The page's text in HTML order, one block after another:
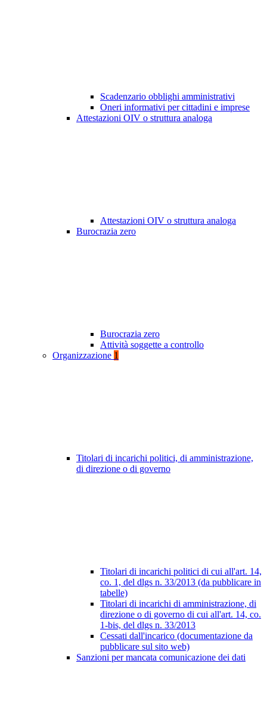
Scadenzario obblighi amministrativi
Oneri informativi per cittadini e imprese
Attestazioni OIV o struttura analoga
Attestazioni OIV o struttura analoga
Burocrazia zero
Burocrazia zero
Attività soggette a controllo
Organizzazione 1
Titolari di incarichi politici, di amministrazione,
di direzione o di governo
Titolari di incarichi politici di cui all'art. 14,
co. 1, del dlgs n. 33/2013 (da pubblicare in
tabelle)
Titolari di incarichi di amministrazione, di
direzione o di governo di cui all'art. 14, co.
1-bis, del dlgs n. 33/2013
Cessati dall'incarico (documentazione da
pubblicare sul sito web)
Sanzioni per mancata comunicazione dei dati